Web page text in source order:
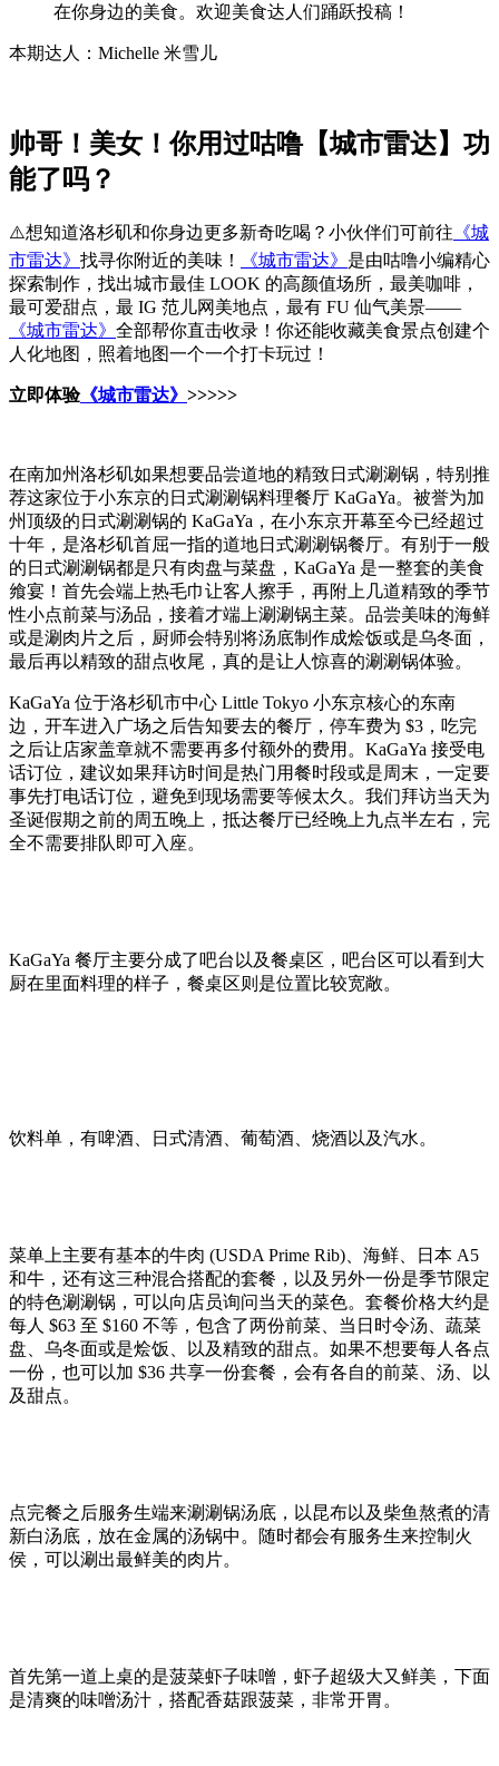
在你身边的美食。欢迎美食达人们踊跃投稿！
本期达人：Michelle 米雪儿
帅哥！美女！你用过咕噜【城市雷达】功
能了吗？
⚠️想知道洛杉矶和你身边更多新奇吃喝？小伙伴们可前往 《城
市雷达》 找寻你附近的美味！ 《城市雷达》 是由咕噜小编精心
探索制作，找出城市最佳 LOOK 的高颜值场所，最美咖啡，
最可爱甜点，最 IG 范儿网美地点，最有 FU 仙气美景——
《城市雷达》 全部帮你直击收录！你还能收藏美食景点创建个
人化地图，照着地图一个一个打卡玩过！
立即体验《城市雷达》 >>>>>
在南加州洛杉矶如果想要品尝道地的精致日式涮涮锅，特别推
荐这家位于小东京的日式涮涮锅料理餐厅 KaGaYa。被誉为加
州顶级的日式涮涮锅的 KaGaYa，在小东京开幕至今已经超过
十年，是洛杉矶首屈一指的道地日式涮涮锅餐厅。有别于一般
的日式涮涮锅都是只有肉盘与菜盘，‪KaGaYa 是一整套的美食
飨宴！首先会端上热毛巾让客人擦手，再附上几道精致的季节
性小点前菜与汤品，接着才端上涮涮锅主菜。品尝美味的海鲜
或是涮肉片之后，厨师会特别将汤底制作成烩饭或是乌冬面，
最后再以精致的甜点收尾，真的是让人惊喜的涮涮锅体验。
KaGaYa 位于洛杉矶市中心 Little Tokyo 小东京核心的东南
边，开车进入广场之后告知要去的餐厅，停车费为 $3，吃完
之后让店家盖章就不需要再多付额外的费用。KaGaYa 接受电
话订位，建议如果拜访时间是热门用餐时段或是周末，一定要
事先打电话订位，避免到现场需要等候太久。我们拜访当天为
圣诞假期之前的周五晚上，抵达餐厅已经晚上九点半左右，完
全不需要排队即可入座。
KaGaYa 餐厅主要分成了吧台以及餐桌区，吧台区可以看到大
厨在里面料理的样子，餐桌区则是位置比较宽敞。
饮料单，有啤酒、日式清酒、葡萄酒、烧酒以及汽水。
菜单上主要有基本的牛肉 (USDA Prime Rib)、海鲜、日本 A5
和牛‬，‪还有这三种混合搭配的套餐，以及另外一份是季节限定
的特色涮涮锅，可以向店员询问当天的菜色。‬套餐价格大约是
每人 $63 至 $160 不等，包含了两份前菜、当日时令汤、蔬菜
盘、乌冬面或是烩饭、以及精致的甜点。如果不想要每人各点
一份，也可以加 $36 共享一份套餐，会有各自的前菜、汤、以
及甜点。
点完餐之后服务生端来涮涮锅汤底，以昆布以及柴鱼熬煮的清
新白汤底，放在金属的汤锅中。随时都会有服务生来控制火
侯，可以涮出最鲜美的肉片。
首先第一道上桌的是菠菜虾子味噌，虾子超级大又鲜美，下面
是清爽的味噌汤汁，搭配香菇跟菠菜，非常开胃。